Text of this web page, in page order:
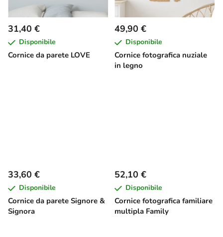
Cornice da parete LOVE
31,40 €
Disponibile
Cornice fotografica nuziale
in legno
49,90 €
Disponibile
Cornice da parete Signore &
Signora
33,60 €
Disponibile
Cornice fotografica familiare
multipla Family
52,10 €
Disponibile